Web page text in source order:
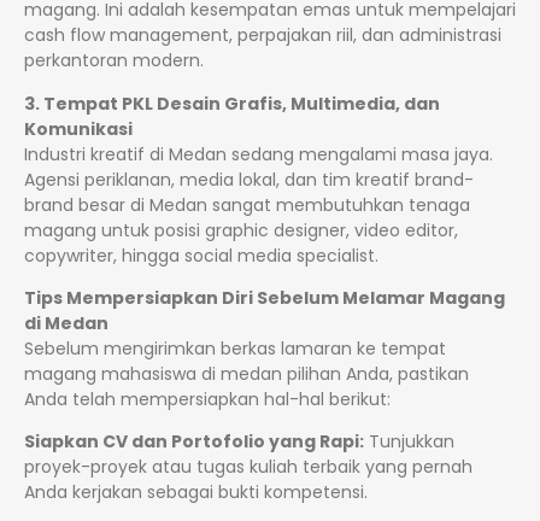
magang. Ini adalah kesempatan emas untuk mempelajari
cash flow management, perpajakan riil, dan administrasi
perkantoran modern.
3. Tempat PKL Desain Grafis, Multimedia, dan
Komunikasi
Industri kreatif di Medan sedang mengalami masa jaya.
Agensi periklanan, media lokal, dan tim kreatif brand-
brand besar di Medan sangat membutuhkan tenaga
magang untuk posisi graphic designer, video editor,
copywriter, hingga social media specialist.
Tips Mempersiapkan Diri Sebelum Melamar Magang
di Medan
Sebelum mengirimkan berkas lamaran ke tempat
magang mahasiswa di medan pilihan Anda, pastikan
Anda telah mempersiapkan hal-hal berikut:
Siapkan CV dan Portofolio yang Rapi: Tunjukkan
proyek-proyek atau tugas kuliah terbaik yang pernah
Anda kerjakan sebagai bukti kompetensi.